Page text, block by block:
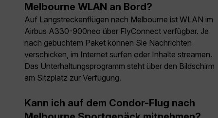
Melbourne WLAN an Bord?
Auf Langstreckenflügen nach Melbourne ist WLAN im
Airbus A330-900neo über FlyConnect verfügbar. Je
nach gebuchtem Paket können Sie Nachrichten
verschicken, im Internet surfen oder Inhalte streamen.
Das Unterhaltungsprogramm steht über den Bildschirm
am Sitzplatz zur Verfügung.
Kann ich auf dem Condor-Flug nach